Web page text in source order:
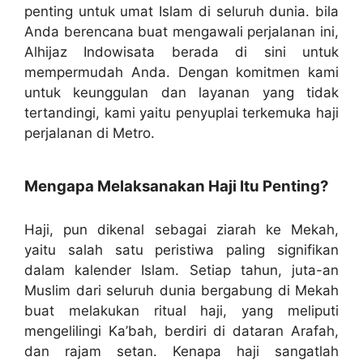
penting untuk umat Islam di seluruh dunia. bila
Anda berencana buat mengawali perjalanan ini,
Alhijaz Indowisata berada di sini untuk
mempermudah Anda. Dengan komitmen kami
untuk keunggulan dan layanan yang tidak
tertandingi, kami yaitu penyuplai terkemuka haji
perjalanan di Metro.
Mengapa Melaksanakan Haji Itu Penting?
Haji, pun dikenal sebagai ziarah ke Mekah,
yaitu salah satu peristiwa paling signifikan
dalam kalender Islam. Setiap tahun, juta-an
Muslim dari seluruh dunia bergabung di Mekah
buat melakukan ritual haji, yang meliputi
mengelilingi Ka’bah, berdiri di dataran Arafah,
dan rajam setan. Kenapa haji sangatlah